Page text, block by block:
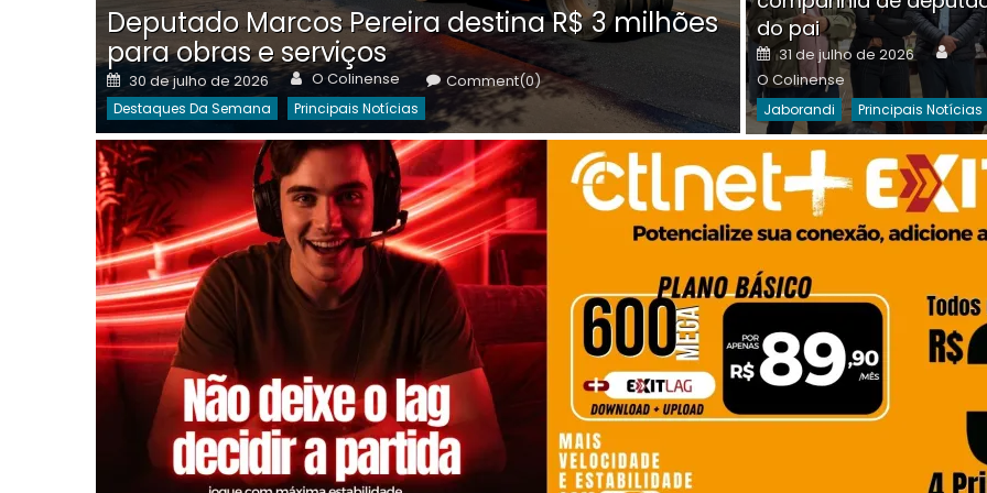
Deputado Marcos Pereira destina R$ 3 milhões
para obras e serviços
Posted
on
30 de julho de 2026 Author
O Colinense Comment(0)
Destaques Da Semana Principais Notícias
on
30 de julho de 2026 O
Destaques Da Semana
do pai
Posted
on
31 de julho de 2026
O Colinense
Jaborandi Principais Notícias